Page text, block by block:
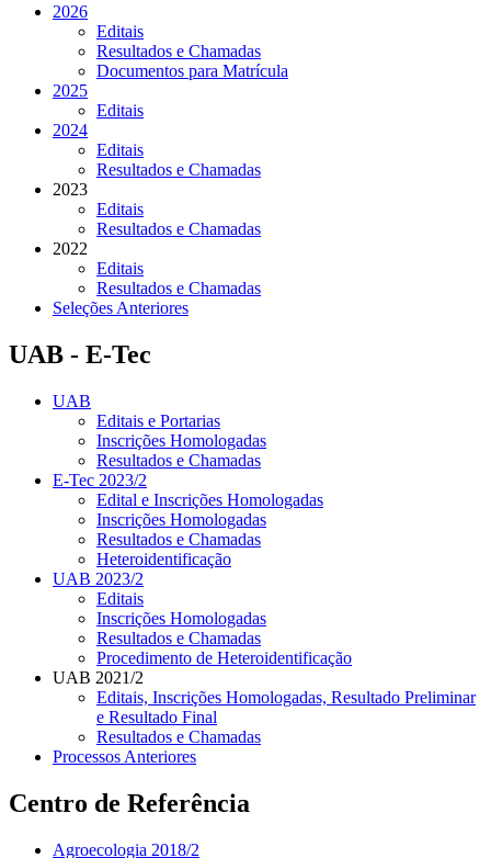
2026
Editais
Resultados e Chamadas
Documentos para Matrícula
2025
Editais
2024
Editais
Resultados e Chamadas
2023
Editais
Resultados e Chamadas
2022
Editais
Resultados e Chamadas
Seleções Anteriores
UAB - E-Tec
UAB
Editais e Portarias
Inscrições Homologadas
Resultados e Chamadas
E-Tec 2023/2
Edital e Inscrições Homologadas
Inscrições Homologadas
Resultados e Chamadas
Heteroidentificação
UAB 2023/2
Editais
Inscrições Homologadas
Resultados e Chamadas
Procedimento de Heteroidentificação
UAB 2021/2
Editais, Inscrições Homologadas, Resultado Preliminar
e Resultado Final
Resultados e Chamadas
Processos Anteriores
Centro de Referência
Agroecologia 2018/2